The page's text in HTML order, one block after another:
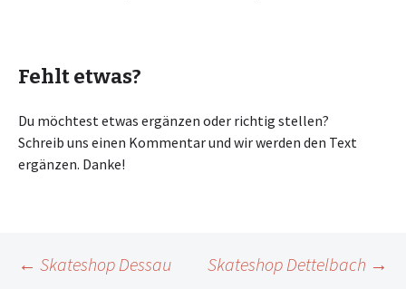
Fehlt etwas?
Du möchtest etwas ergänzen oder richtig stellen?
Schreib uns einen Kommentar und wir werden den Text
ergänzen. Danke!
Beitragsnavigation
← Skateshop Dessau Skateshop Dettelbach →